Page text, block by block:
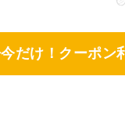
け！クーポン